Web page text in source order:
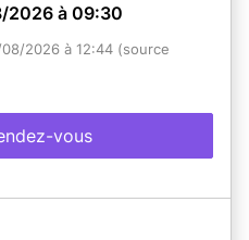
2026 à 09:30
2026 à 12:44 (source
vous